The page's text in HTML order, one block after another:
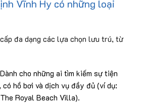
Vĩnh Hy có những loại
đa dạng các lựa chọn lưu trú, từ
cho những ai tìm kiếm sự tiện
hồ bơi và dịch vụ đầy đủ (ví dụ:
Royal Beach Villa).